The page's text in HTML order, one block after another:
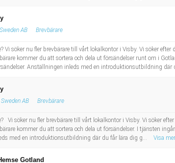
AB Brevbärare
Vi söker nu fler brevbärare till vårt lokalkontor i Visby. Vi söker
kommer du att sortera och dela ut försändelser runt om i
Anställningen inleds med en introduktionsutbildning där
AB Brevbärare
Vi söker nu fler brevbärare till vårt lokalkontor i Visby. Vi söker
kommer du att sortera och dela ut försändelser. I tjänsten
med en introduktionsutbildning där du får lära dig g...
Visa mer
Gotland